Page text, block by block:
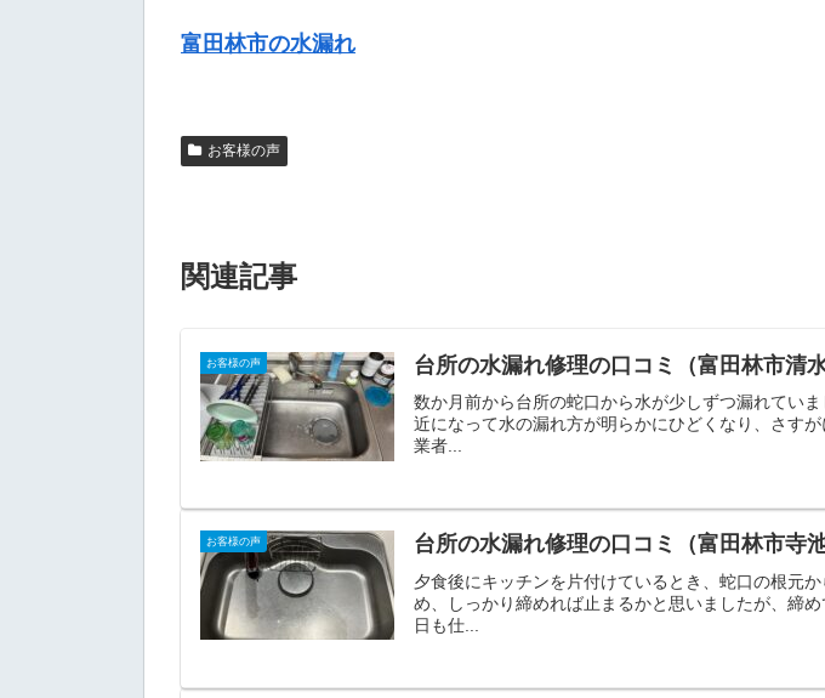
富田林市の水漏れ
お客様の声
関連記事
お客様の声 台所の水漏れ修理の口コミ（富田林市清
数か月前から台所の蛇口から水が少しずつ漏れてい
近になって水の漏れ方が明らかにひどくなり、さす
業者...
お客様の声 台所の水漏れ修理の口コミ（富田林市寺
夕食後にキッチンを片付けているとき、蛇口の根元
め、しっかり締めれば止まるかと思いましたが、締
日も仕...